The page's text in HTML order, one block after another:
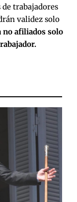
de trabajadores
validez solo
no afiliados solo